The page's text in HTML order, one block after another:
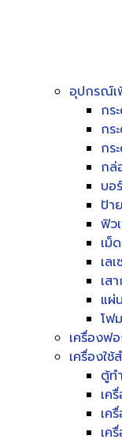
อุปกรณ์เ
กร
กร
กร
กล่
บอ
ป้า
ฟิว
เม็
เล
เส
แผ่
โฟ
เครื่องฟ
เครื่องใ
ตู้ท
เค
เค
เค